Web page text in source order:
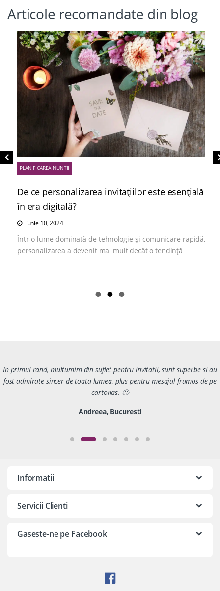
Articole recomandate din blog
PLANIFICAREA NUNTII
De ce personalizarea invitațiilor este esențială
în era digitală?
iunie 10, 2024
Într-o lume dominată de tehnologie și comunicare rapidă,
personalizarea a devenit mai mult decât o tendință ̵
In primul rand, multumim din suflet pentru invitatii, sunt superbe si au
fost admirate sincer de toata lumea, plus pentru mesajul frumos de pe
cartonas. 🙂
Andreea, Bucuresti
Informatii
Servicii Clienti
Gaseste-ne pe Facebook